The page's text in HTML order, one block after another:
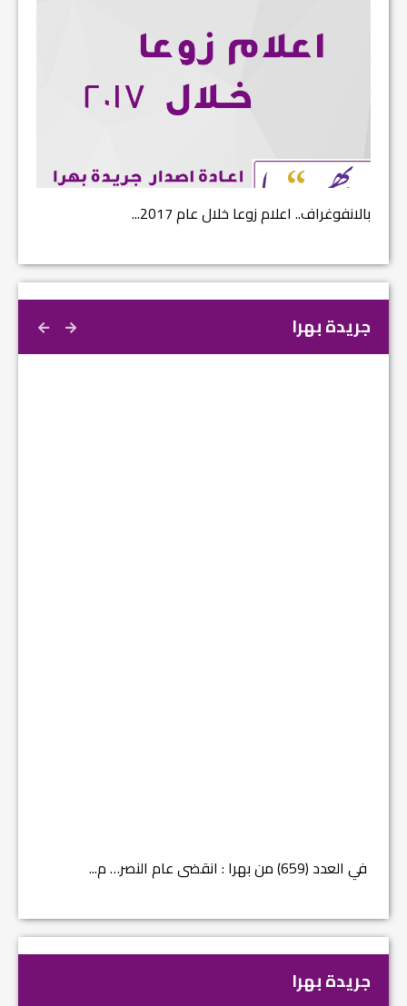
بالانفوغراف.. اعلام زوعا خلال عام 2017...
جريدة بهرا
في العدد (659) من بهرا : انقضى عام النصر… م...
جريدة بهرا